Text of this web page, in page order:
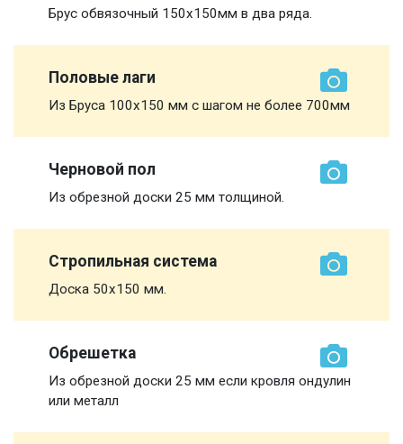
Брус обвязочный 150х150мм в два ряда.
Половые лаги
Из Бруса 100х150 мм с шагом не более 700мм
Черновой пол
Из обрезной доски 25 мм толщиной.
Стропильная система
Доска 50х150 мм.
Обрешетка
Из обрезной доски 25 мм если кровля ондулин
или металл